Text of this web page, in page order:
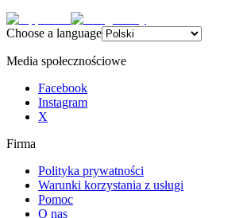
Choose a language
Media społecznościowe
Facebook
Instagram
X
Firma
Polityka prywatności
Warunki korzystania z usługi
Pomoc
O nas